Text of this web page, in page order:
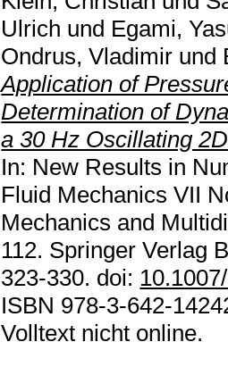
Ulrich und Egami,
Ondrus, Vladimir und
Application of
Determination of
a 30 Hz Oscillating
In: New Results in
Fluid Mechanics VII
Mechanics and
112. Springer Verlag
323-330. doi:
ISBN 978-3-642-
Volltext nicht online.